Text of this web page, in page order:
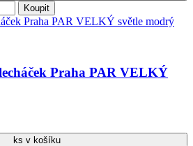
Koupit
Praha PAR VELKÝ
ks v košíku